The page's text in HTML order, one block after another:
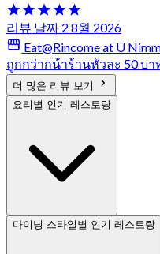
리뷰 날짜 2 8월 2026
Eat@Rincome at U
ถูกกว่ากน้าร้านหัวละ 50 บา
더 많은 리뷰 보기
요리별 인기 레스토랑
다이닝 스타일별 인기 레스토랑